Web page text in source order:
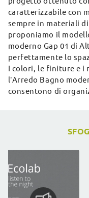
caratterizzabile con
sempre in materiali
proponiamo il
moderno Gap 01 di
perfettamente lo
I colori, le finiture e i
l’Arredo Bagno
consentono di